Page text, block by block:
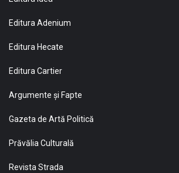
Editura Adenium
Editura Hecate
Editura Cartier
Argumente și Fapte
Gazeta de Artă Politică
Prăvălia Culturală
Revista Strada